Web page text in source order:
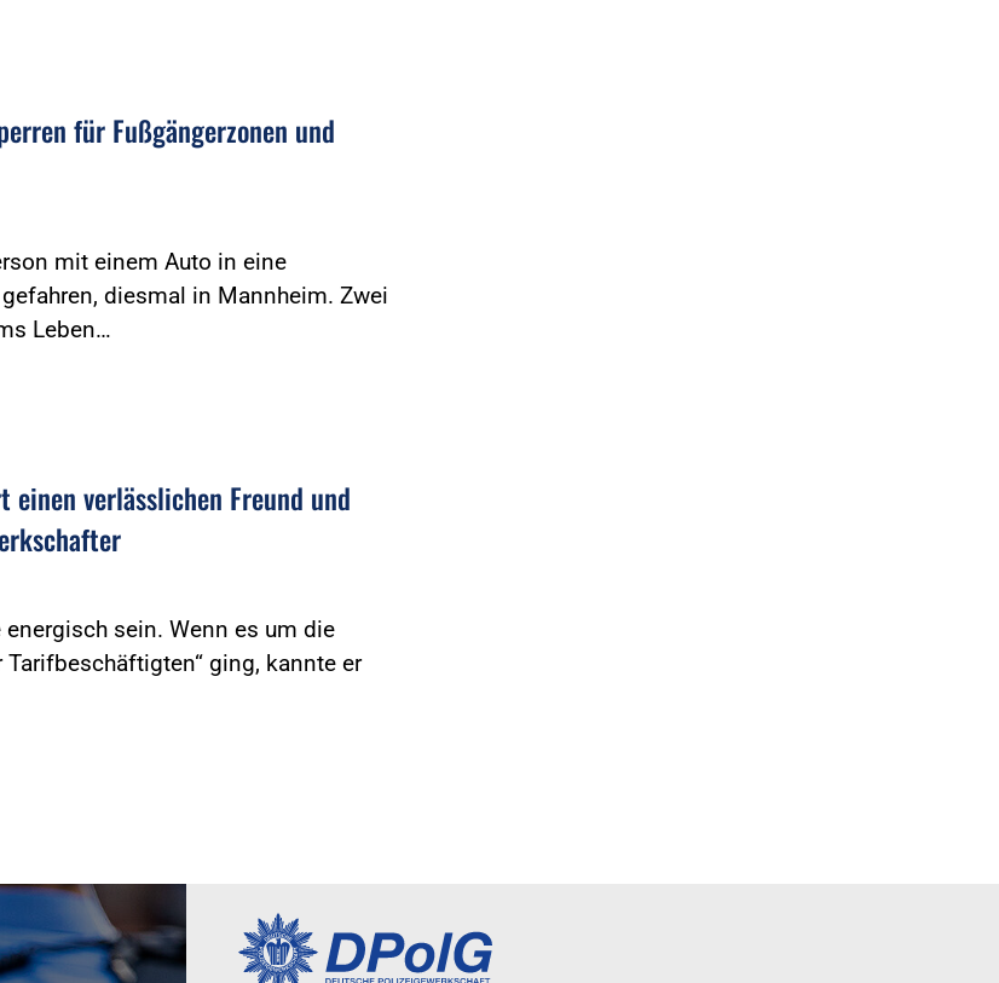
für Fußgängerzonen und
mit einem Auto in eine
diesmal in Mannheim. Zwei
Leben…
einen verlässlichen Freund und
energisch sein. Wenn es um die
Tarifbeschäftigten“ ging, kannte er